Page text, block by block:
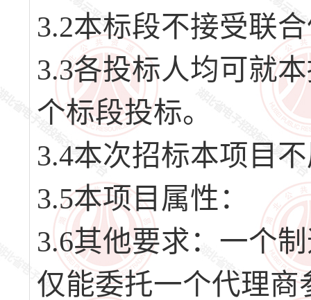
3.2本标段不接受联
3.3各投标人均可就
个标段投标。
3.4本次招标本项目
3.5本项目属性：
3.6其他要求：一个
仅能委托一个代理商